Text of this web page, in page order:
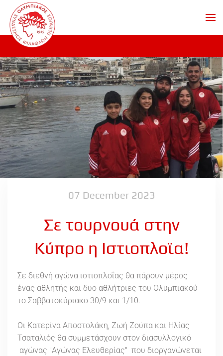
Skip to main content
07 December 2023
Σε τουρνουά στην
Κύπρο η Ιστιοπλοϊα!
Σε διεθνή αγώνα ιστιοπλοΐας θα πάρουν μέρος
ένας αθλητής και δυο αθλήτριες του Ολυμπιακού
το Σαββατοκύριακο 30/9 και 1/10.
Οι Κατερίνα Αποστολάκη, Ζωή Ζούπα και Ηλίας
Τσαταλιός θα συμμετάσχουν στον διασυλλογικό
αγώνας "Αγώνας Ελευθερίας" που διοργανώνεται